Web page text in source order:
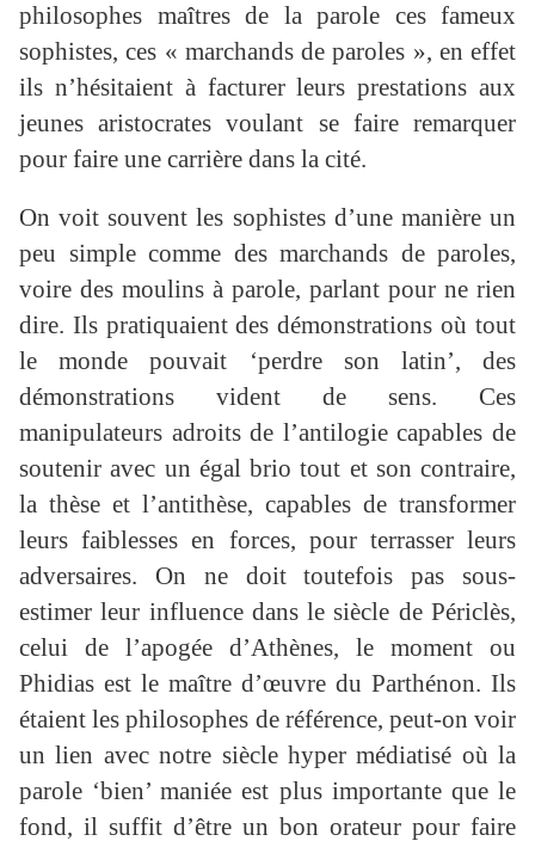
philosophes maîtres de la parole ces fameux
sophistes, ces « marchands de paroles », en effet
ils n’hésitaient à facturer leurs prestations aux
jeunes aristocrates voulant se faire remarquer
pour faire une carrière dans la cité.
On voit souvent les sophistes d’une manière un
peu simple comme des marchands de paroles,
voire des moulins à parole, parlant pour ne rien
dire. Ils pratiquaient des démonstrations où tout
le monde pouvait ‘perdre son latin’, des
démonstrations vident de sens. Ces
manipulateurs adroits de l’antilogie capables de
soutenir avec un égal brio tout et son contraire,
la thèse et l’antithèse, capables de transformer
leurs faiblesses en forces, pour terrasser leurs
adversaires. On ne doit toutefois pas sous-
estimer leur influence dans le siècle de Périclès,
celui de l’apogée d’Athènes, le moment ou
Phidias est le maître d’œuvre du Parthénon. Ils
étaient les philosophes de référence, peut-on voir
un lien avec notre siècle hyper médiatisé où la
parole ‘bien’ maniée est plus importante que le
fond, il suffit d’être un bon orateur pour faire